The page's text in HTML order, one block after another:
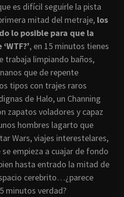
es difícil seguirle la pista
mitad del metraje, los
lo posible para que la
, en 15 minutos tienes
trabaja limpiando baños,
que de repente
tipos con trajes raros
de Halo, un Channing
zapatos voladores y capaz
hombres lagarto que
Wars, viajes interestelares,
empieza a cuajar de fondo
hasta entrado la mitad de
cerebrito…¿parece
minutos verdad?